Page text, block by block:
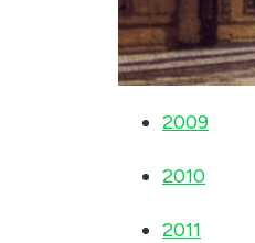
2009
2010
2011